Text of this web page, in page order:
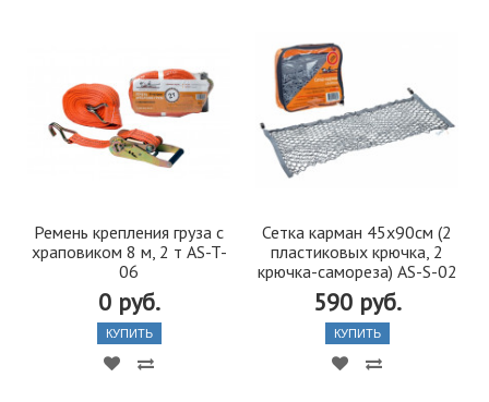
Ремень крепления груза с
храповиком 8 м, 2 т AS-T-
06
0 руб.
КУПИТЬ
Сетка карман 45х90см (2
пластиковых крючка, 2
крючка-самореза) AS-S-02
590 руб.
КУПИТЬ